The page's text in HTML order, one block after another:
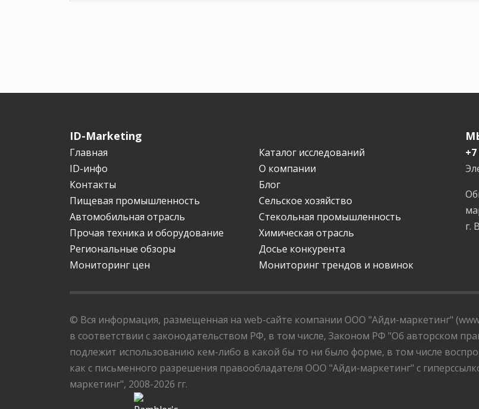
ID-Marketing
Главная
Каталог исследований
ID-инфо
О компании
Контакты
Блог
Пищевая промышленность
Сельское хозяйство
Автомобильная отрасль
Стекольная промышленность
Прочая техника и оборудование
Химическая отрасль
Региональные обзоры
Досье конкурента
Мониторинг цен
Мониторинг трендов и новинок
г.
© Вся информация, размещенная на web-сайте компании ООО "Айди-маркетинг"
в соответствии с законодательством РФ, в том числе, Законом РФ "Об авторском
подлежит использованию кем-либо в какой бы то ни было форме, в том числе
как с письменного разрешения правообладателя ООО "Айди-маркетинг" с
маркетинг", 2008-2026 гг.